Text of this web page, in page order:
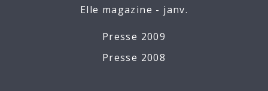
Elle magazine - janv.
Presse 2009
Presse 2008